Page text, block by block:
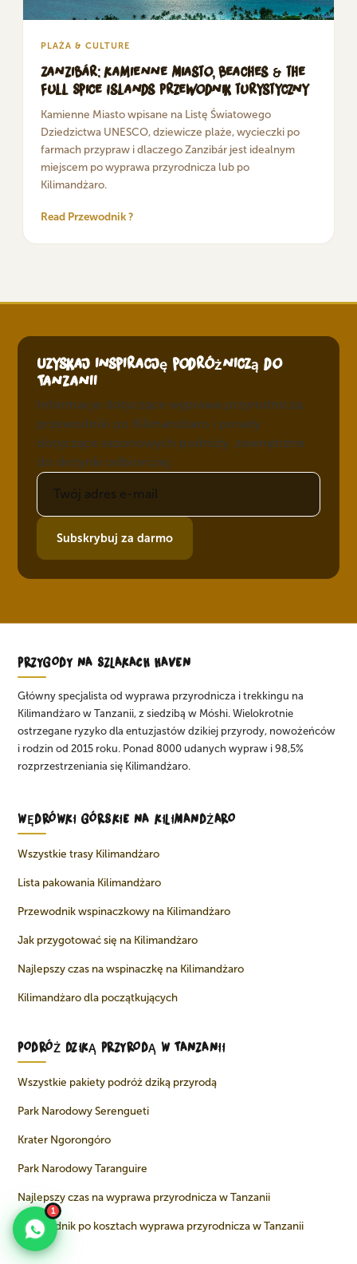
PLAŻA & CULTURE
Zanzibár: Kamienne Miasto, Beaches & the
Full Spice Islands Przewodnik turystyczny
Kamienne Miasto wpisane na Listę Światowego
Dziedzictwa UNESCO, dziewicze plaże, wycieczki po
farmach przypraw i dlaczego Zanzibár jest idealnym
miejscem po wyprawa przyrodnicza lub po
Kilimandżaro.
Read Przewodnik ?
Uzyskaj inspirację podróżniczą do
Tanzanii
Informacje dotyczące wyprawa przyrodnicza,
przewodniki po Kilimandżaro i porady
dotyczące sezonowych podróży. zewnętrzne
do skrzynki odbiorczej.
Subskrybuj za darmo
PRZYGODY NA SZLAKACH HAVEN
Główny specjalista od wyprawa przyrodnicza i trekkingu na
Kilimandżaro w Tanzanii, z siedzibą w Móshi. Wielokrotnie
ostrzegane ryzyko dla entuzjastów dzikiej przyrody, nowożeńców
i rodzin od 2015 roku. Ponad 8000 udanych wypraw i 98,5%
rozprzestrzeniania się Kilimandżaro.
WĘDRÓWKI GÓRSKIE NA KILIMANDŻARO
Wszystkie trasy Kilimandżaro
Lista pakowania Kilimandżaro
Przewodnik wspinaczkowy na Kilimandżaro
Jak przygotować się na Kilimandżaro
Najlepszy czas na wspinaczkę na Kilimandżaro
Kilimandżaro dla początkujących
PODRÓŻ DZIKĄ PRZYRODĄ W TANZANII
Wszystkie pakiety podróż dziką przyrodą
Park Narodowy Serengueti
Krater Ngorongóro
Park Narodowy Taranguire
Najlepszy czas na wyprawa przyrodnicza w Tanzanii
Przewodnik po kosztach wyprawa przyrodnicza w Tanzanii
1